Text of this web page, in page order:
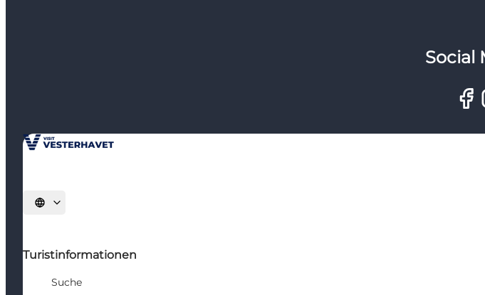
Social
Sprache auswählen
Turistinformationen
Suche